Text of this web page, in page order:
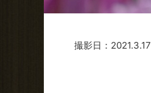
撮影日：2021.3.17